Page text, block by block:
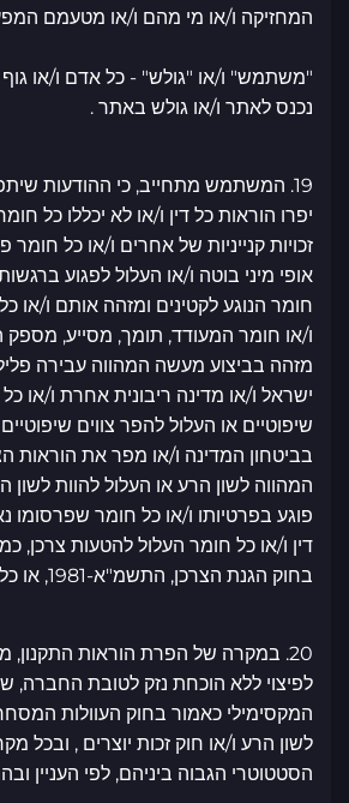
המחזיקה ו/או מי מהם ו/או מטעמם
"משתמש" ו/או "גולש" - כל אדם ו/או
נכנס לאתר ו/או גולש באתר .
19. המשתמש מתחייב, כי ההודעות
יפרו הוראות כל דין ו/או לא יכללו כל
זכויות קנייניות של אחרים ו/או כל חומר
אופי מיני בוטה ו/או העלול לפגוע
חומר הנוגע לקטינים ומזהה אותם ו/או
ו/או חומר המעודד, תומך, מסייע, מספק
מזהה בביצוע מעשה המהווה עבירה
ישראל ו/או מדינה ריבונית אחרת ו/או
שיפוטיים או העלול להפר צווים
בביטחון המדינה ו/או מפר את הוראות
המהווה לשון הרע או העלול להוות לשון
פוגע בפרטיותו ו/או כל חומר שפרסומו
דין ו/או כל חומר העלול להטעות צרכן,
בחוק הגנת הצרכן, התשמ"א-1981, או כל דין אחר.
20. במקרה של הפרת הוראות
לפיצוי ללא הוכחת נזק לטובת החברה,
המקסימילי כאמור בחוק העוולות
לשון הרע ו/או חוק זכות יוצרים , ובכל
הסטטוטרי הגבוה ביניהם, לפי העניין